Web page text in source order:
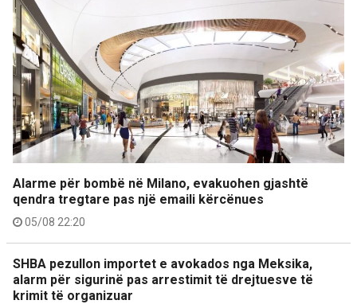
Alarme për bombë në Milano, evakuohen gjashtë
qendra tregtare pas një emaili kërcënues
05/08 22:20
SHBA pezullon importet e avokados nga Meksika,
alarm për sigurinë pas arrestimit të drejtuesve të
krimit të organizuar